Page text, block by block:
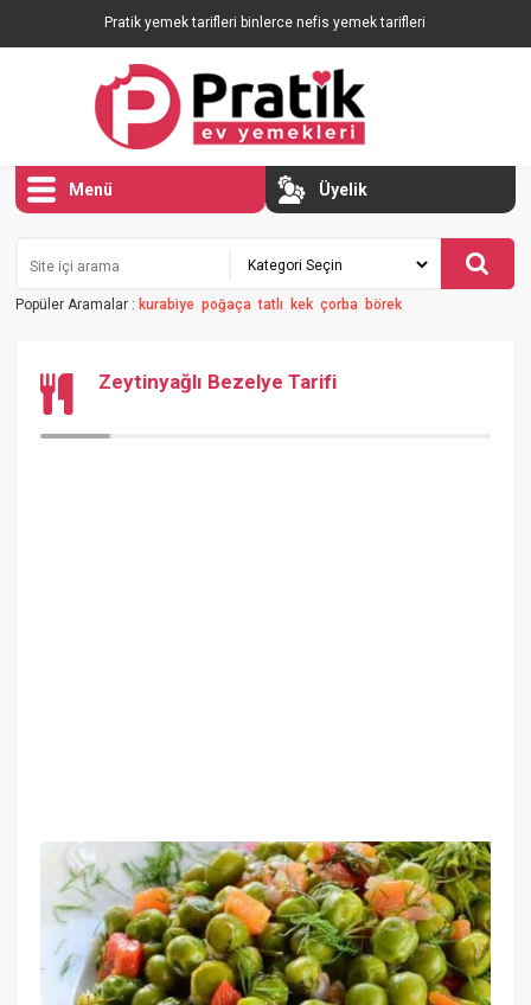
Pratik yemek tarifleri binlerce nefis yemek tarifleri
Menü Üyelik
Popüler Aramalar : kurabiye poğaça tatlı kek çorba börek
Zeytinyağlı Bezelye Tarifi